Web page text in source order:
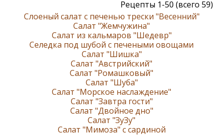
Рецепты 1-50 (всего 59)
Слоеный салат с печенью трески "Весенний"
Салат "Жемчужина"
Салат из кальмаров "Шедевр"
Селедка под шубой с печеными овощами
Cалат "Шишка"
Салат "Австрийский"
Салат "Ромашковый"
Салат "Шуба"
Салат "Морское наслаждение"
Салат "Завтра гости"
Салат "Двойное дно"
Салат "ЗуЗу"
Салат "Мимоза" с сардиной